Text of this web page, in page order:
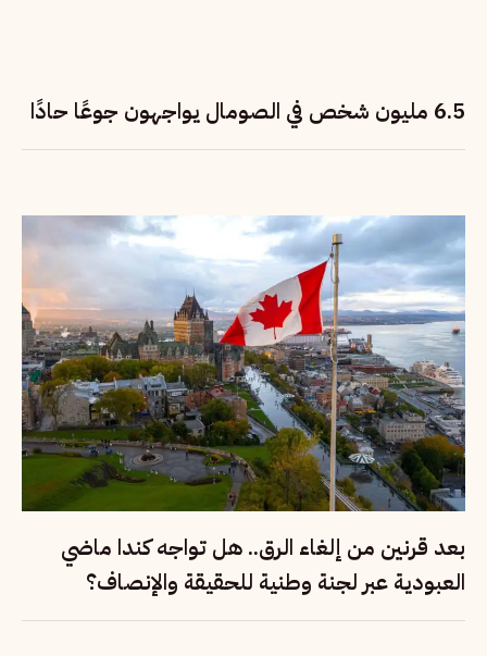
6.5 مليون شخص في الصومال يواجهون جوعًا حادًا
بعد قرنين من إلغاء الرق.. هل تواجه كندا ماضي
العبودية عبر لجنة وطنية للحقيقة والإنصاف؟